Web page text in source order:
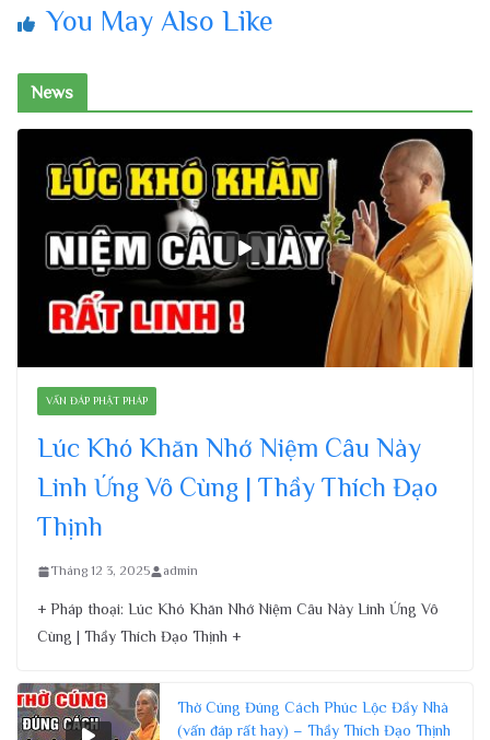
You May Also Like
News
VẤN ĐÁP PHẬT PHÁP
Lúc Khó Khăn Nhớ Niệm Câu Này
Linh Ứng Vô Cùng | Thầy Thích Đạo
Thịnh
Tháng 12 3, 2025 admin
+ Pháp thoại: Lúc Khó Khăn Nhớ Niệm Câu Này Linh Ứng Vô
Cùng | Thầy Thích Đạo Thịnh +
Thờ Cúng Đúng Cách Phúc Lộc Đầy Nhà
(vấn đáp rất hay) – Thầy Thích Đạo Thịnh